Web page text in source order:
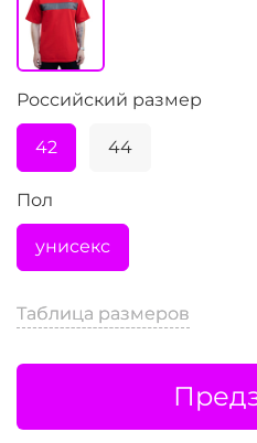
Таблица размеров
Таблица размеров
Российский размер
42 44
Пол
унисекс